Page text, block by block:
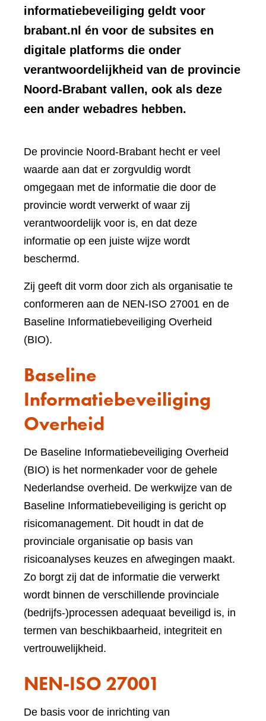
informatiebeveiliging geldt voor
brabant.nl én voor de subsites en
digitale platforms die onder
verantwoordelijkheid van de provincie
Noord-Brabant vallen, ook als deze
een ander webadres hebben.
De provincie Noord-Brabant hecht er veel
waarde aan dat er zorgvuldig wordt
omgegaan met de informatie die door de
provincie wordt verwerkt of waar zij
verantwoordelijk voor is, en dat deze
informatie op een juiste wijze wordt
beschermd.
Zij geeft dit vorm door zich als organisatie te
conformeren aan de NEN-ISO 27001 en de
Baseline Informatiebeveiliging Overheid
(BIO).
Baseline
Informatiebeveiliging
Overheid
De Baseline Informatiebeveiliging Overheid
(BIO) is het normenkader voor de gehele
Nederlandse overheid. De werkwijze van de
Baseline Informatiebeveiliging is gericht op
risicomanagement. Dit houdt in dat de
provinciale organisatie op basis van
risicoanalyses keuzes en afwegingen maakt.
Zo borgt zij dat de informatie die verwerkt
wordt binnen de verschillende provinciale
(bedrijfs-)processen adequaat beveiligd is, in
termen van beschikbaarheid, integriteit en
vertrouwelijkheid.
NEN-ISO 27001
De basis voor de inrichting van